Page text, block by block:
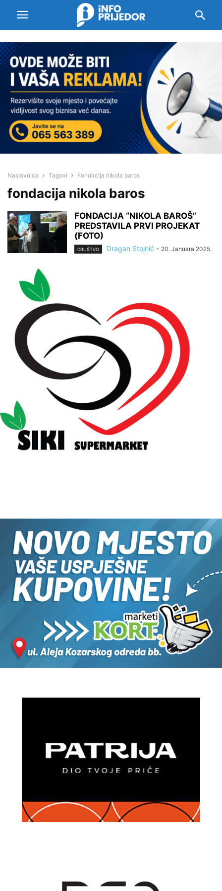
Naslovnica Tagovi Fondacija nikola baros
fondacija nikola baros
FONDACIJA “NIKOLA BAROŠ”
PREDSTAVILA PRVI PROJEKAT
(FOTO)
DRUŠTVO Dragan Stojnić - 20. Januara 2025.